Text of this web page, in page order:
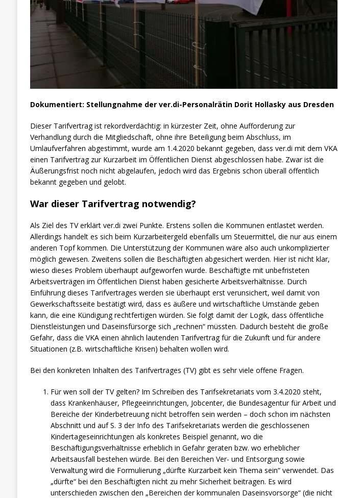
Dokumentiert: Stellungnahme der ver.di-Personalrätin Dorit Hollasky aus Dresden
Dieser Tarifvertrag ist rekordverdächtig: in kürzester Zeit, ohne Aufforderung zur
Verhandlung durch die Mitgliedschaft, ohne ihre Beteiligung beim Abschluss, im
Umlaufverfahren abgestimmt, wurde am 1.4.2020 bekannt gegeben, dass ver.di mit dem VKA
einen Tarifvertrag zur Kurzarbeit im Öffentlichen Dienst abgeschlossen habe. Zwar ist die
Äußerungsfrist noch nicht abgelaufen, jedoch wird das Ergebnis schon überall öffentlich
bekannt gegeben und gelobt.
War dieser Tarifvertrag notwendig?
Als Ziel des TV erklärt ver.di zwei Punkte. Erstens sollen die Kommunen entlastet werden.
Allerdings handelt es sich beim Kurzarbeitergeld ebenfalls um Steuermittel, die nur aus einem
anderen Topf kommen. Die Unterstützung der Kommunen wäre also auch unkomplizierter
möglich gewesen. Zweitens sollen die Beschäftigten abgesichert werden. Hier ist nicht klar,
wieso dieses Problem überhaupt aufgeworfen wurde. Beschäftigte mit unbefristeten
Arbeitsverträgen im Öffentlichen Dienst haben gesicherte Arbeitsverhältnisse. Durch
Einführung dieses Tarifvertrages werden sie überhaupt erst verunsichert, weil damit von
Gewerkschaftsseite bestätigt wird, dass es äußere und wirtschaftliche Umstände geben
kann, die eine Kündigung rechtfertigen würden. Sie folgt damit der Logik, dass öffentliche
Dienstleistungen und Daseinsfürsorge sich „rechnen“ müssten. Dadurch besteht die große
Gefahr, dass die VKA einen ähnlich lautenden Tarifvertrag für die Zukunft und für andere
Situationen (z.B. wirtschaftliche Krisen) behalten wollen wird.
Bei den konkreten Inhalten des Tarifvertrages (TV) gibt es sehr viele offene Fragen.
Für wen soll der TV gelten? Im Schreiben des Tarifsekretariats vom 3.4.2020 steht,
dass Krankenhäuser, Pflegeeinrichtungen, Jobcenter, die Bundesagentur für Arbeit und
Bereiche der Kinderbetreuung nicht betroffen sein werden – doch schon im nächsten
Abschnitt und auf S. 3 der Info des Tarifsekretariats werden die geschlossenen
Kindertageseinrichtungen als konkretes Beispiel genannt, wo die
Beschäftigungsverhältnisse erheblich in Gefahr geraten bzw. wo erheblicher
Arbeitsausfall bestehen würde. Bei den Bereichen Ver- und Entsorgung sowie
Verwaltung wird die Formulierung „dürfte Kurzarbeit kein Thema sein“ verwendet. Das
„dürfte“ bei den Beschäftigten nicht zu mehr Sicherheit beitragen. Es wird
unterschieden zwischen den „Bereichen der kommunalen Daseinsvorsorge“ (die nicht